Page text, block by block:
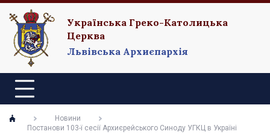
Українська Греко-Католицька
Церква
Львівська Архиєпархія
Новини
Постанови 103-ї сесії Архиєрейського Синоду УГКЦ в Україні